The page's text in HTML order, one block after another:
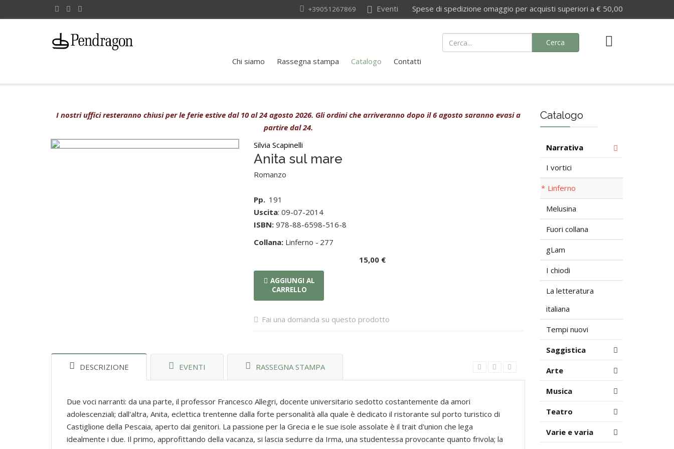
Eventi Spese di spedizione omaggio per acquisti superiori a € 50,00
+39051267869
Chi siamo Rassegna stampa Catalogo Contatti
Cerca
I nostri uffici resteranno chiusi per le ferie estive dal 10 al 24 agosto 2026. Gli ordini che arriveranno dopo il 6 agosto saranno evasi a
partire dal 24.
Silvia Scapinelli
Anita sul mare
Romanzo
Pp. 191
Uscita: 09-07-2014
ISBN: 978-88-6598-516-8
Collana: Linferno - 277
15,00 €
AGGIUNGI AL
CARRELLO
Fai una domanda su questo prodotto
DESCRIZIONE EVENTI RASSEGNA STAMPA
Due voci narranti: da una parte, il professor Francesco Allegri, docente universitario sedotto costantemente da amori
adolescenziali; dall'altra, Anita, eclettica trentenne dalla forte personalità alla quale è dedicato il ristorante sul porto turistico di
Castiglione della Pescaia, aperto dai genitori. La passione per la Grecia e le sue isole assolate è il trait d'union che lega
idealmente i due. Il primo, approfittando della vacanza, si lascia sedurre da Irma, una studentessa provocante quanto frivola; la
Catalogo
Narrativa
I vortici
Linferno
Melusina
Fuori collana
gLam
I chiodi
La letteratura
italiana
Tempi nuovi
Saggistica
Arte
Musica
Teatro
Varie e varia